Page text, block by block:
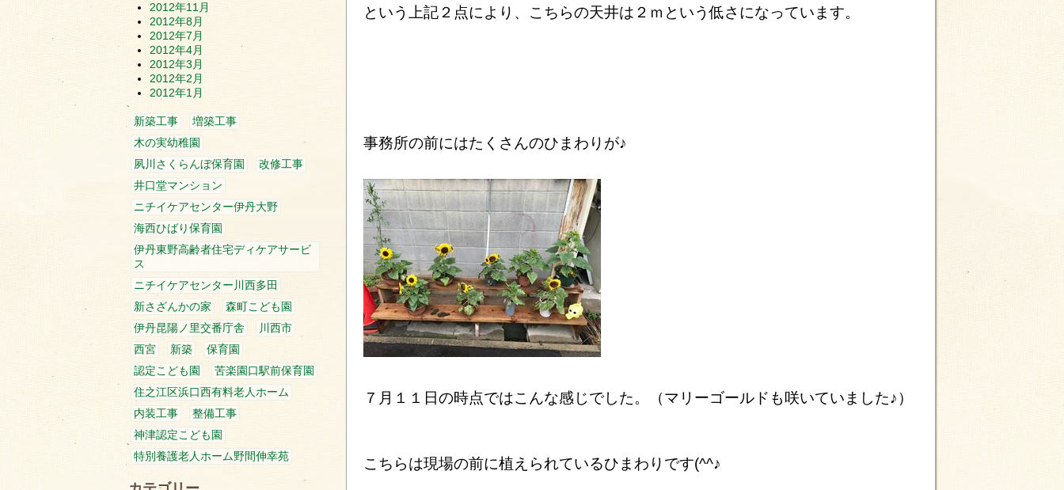
という上記２点により、こちらの天井は２ｍという低さになっています。
事務所の前にはたくさんのひまわりが♪
７月１１日の時点ではこんな感じでした。（マリーゴールドも咲いていま した♪）
こちらは現場の前に植えられているひまわりです(^^♪
2012年11月
2012年8月
2012年7月
2012年4月
2012年3月
2012年2月
2012年1月
新築工事
増築工事
木の実幼稚園
夙川さくらんぼ保育園
改修工事
井口堂マンション
ニチイケアセンター伊丹大野
海西ひばり保育園
伊丹東野高齢者住宅ディケアサービ
ス
ニチイケアセンター川西多田
新さざんかの家
森町こども園
伊丹昆陽ノ里交番庁舎
川西市
西宮
新築
保育園
認定こども園
苦楽園口駅前保育園
住之江区浜口西有料老人ホーム
内装工事
整備工事
神津認定こども園
特別養護老人ホーム野間伸幸苑